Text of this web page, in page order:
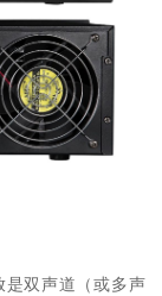
是双声道（或多声